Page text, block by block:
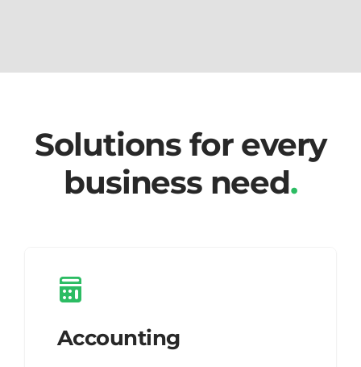
contenuSolutions for every
business need.
Accounting